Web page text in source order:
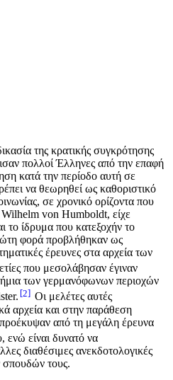
της κρατικής συγκρότησης
πολλοί Έλληνες από την επαφή
κατά την περίοδο αυτή σε
να θεωρηθεί ως καθοριστικό
σε χρονικό ορίζοντα που
Wilhelm von Humboldt, είχε
το ίδρυμα που κατεξοχήν το
φορά προβλήθηκαν ως
έρευνες στα αρχεία των
που μεσολάβησαν έγιναν
των γερμανόφωνων περιοχών
2
Οι μελέτες αυτές
αρχεία και στην παράθεση
από τη μεγάλη έρευνα
ενώ είναι δυνατό να
διαθέσιμες ανεκδοτολογικές
σπουδών τους.